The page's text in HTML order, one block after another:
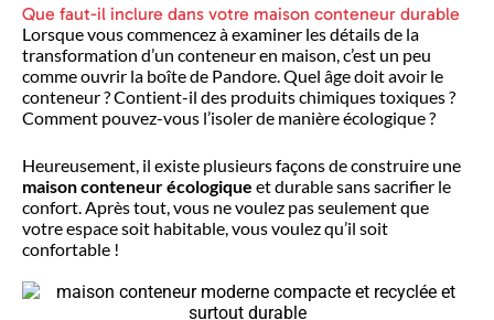
Que faut-il inclure dans votre maison conteneur durable
Lorsque vous commencez à examiner les détails de la
transformation d’un conteneur en maison, c’est un peu
comme ouvrir la boîte de Pandore. Quel âge doit avoir le
conteneur ? Contient-il des produits chimiques toxiques ?
Comment pouvez-vous l’isoler de manière écologique ?
Heureusement, il existe plusieurs façons de construire une
maison conteneur écologique et durable sans sacrifier le
confort. Après tout, vous ne voulez pas seulement que
votre espace soit habitable, vous voulez qu’il soit
confortable !